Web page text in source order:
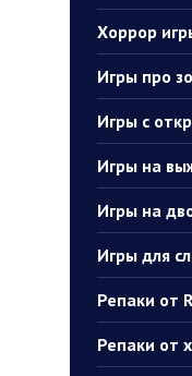
Хоррор
Игры про
Игры с
Игры на
Игры на
Игры для
Репаки от
Репаки от